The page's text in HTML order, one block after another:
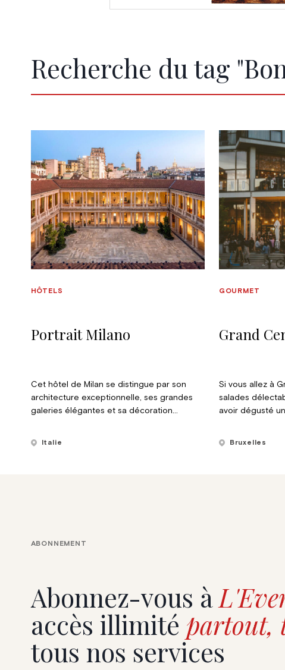
Recherche du tag
Portrait Milano
HÔTELS
Cet hôtel de Milan se distingue par son
architecture exceptionnelle, ses grandes
galeries élégantes et sa décoration
Italie
Grand
GOURMET
Si vous allez à
salades
avoir dégusté
Bruxelles
Abonnez-vous à
accès illimité partout,
tous nos services
ABONNEMENT